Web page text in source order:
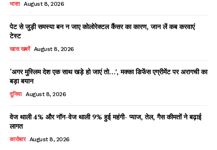
भारत August 8, 2026
पेट से जुड़ी समस्या बन न जाए कोलोरेक्टल कैंसर का कारण, जान लें कब करवाएं
टेस्ट
खास खबरें August 8, 2026
‘अगर मुस्लिम देश एक साथ खड़े हो जाएं तो…’, मक्का डिफेंस एग्रीमेंट पर अरागची का
बड़ा बयान
दुनिया August 8, 2026
वेज थाली 4% और नॉन-वेज थाली 9% हुई महंगी- प्याज, तेल, गैस कीमतों ने बढ़ाई
लागत
कारोबार August 8, 2026